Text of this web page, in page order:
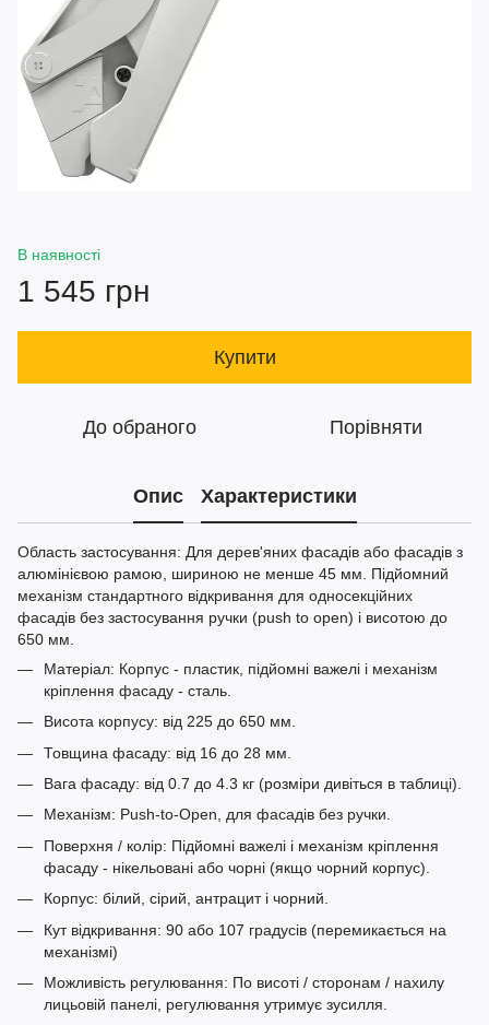
В наявності
1 545 грн
Купити
До обраного Порівняти
Опис Характеристики
Область застосування: Для дерев'яних фасадів або фасадів з
алюмінієвою рамою, шириною не менше 45 мм. Підйомний
механізм стандартного відкривання для односекційних
фасадів без застосування ручки (push to open) і висотою до
650 мм.
Матеріал: Корпус - пластик, підйомні важелі і механізм
кріплення фасаду - сталь.
Висота корпусу: від 225 до 650 мм.
Товщина фасаду: від 16 до 28 мм.
Вага фасаду: від 0.7 до 4.3 кг (розміри дивіться в таблиці).
Механізм: Push-to-Open, для фасадів без ручки.
Поверхня / колір: Підйомні важелі і механізм кріплення
фасаду - нікельовані або чорні (якщо чорний корпус).
Корпус: білий, сірий, антрацит і чорний.
Кут відкривання: 90 або 107 градусів (перемикається на
механізмі)
Можливість регулювання: По висоті / сторонам / нахилу
лицьовій панелі, регулювання утримує зусилля.